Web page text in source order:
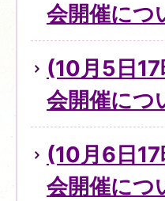
会開催につ
(10月5日
会開催につ
(10月6日
会開催につ